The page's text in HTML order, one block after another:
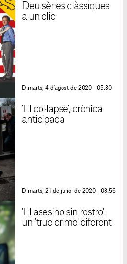
Deu sèries clàssiques
a un clic
Dimarts, 4 d'agost de 2020 - 05:30
'El col·lapse', crònica
anticipada
Dimarts, 21 de juliol de 2020 - 08:56
'El asesino sin rostro':
un 'true crime' diferent